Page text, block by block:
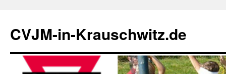
springen
CVJM-in-Krauschwitz.de